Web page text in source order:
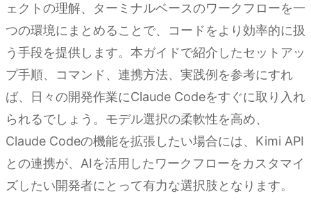
ェクトの理解、ターミナルベースのワークフローを一
つの環境にまとめることで、コードをより効率的に扱
う手段を提供します。本ガイドで紹介したセットアッ
プ手順、コマンド、連携方法、実践例を参考にすれ
ば、日々の開発作業にClaude Codeをすぐに取り入れ
られるでしょう。モデル選択の柔軟性を高め、
Claude Codeの機能を拡張したい場合には、Kimi API
との連携が、AIを活用したワークフローをカスタマイ
ズしたい開発者にとって有力な選択肢となります。